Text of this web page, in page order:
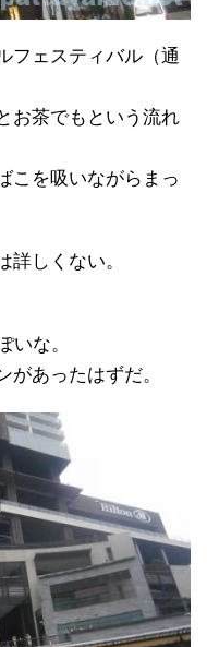
フェスティバル（通
お茶でもという流れ
こを吸いながらまっ
詳しくない。
いな。
があったはずだ。